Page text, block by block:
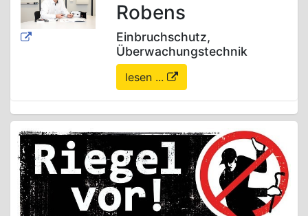
Robens
Einbruchschutz,
Überwachungstechnik
lesen ...